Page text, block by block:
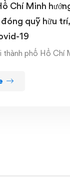
Chí Minh
đóng quỹ hữu
19
thành phố Hồ